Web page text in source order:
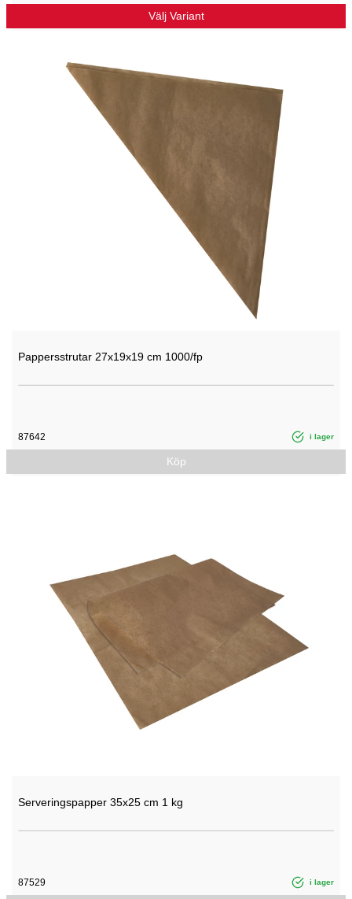
Välj Variant
Pappersstrutar 27x19x19 cm 1000/fp
87642 i lager
Köp
Serveringspapper 35x25 cm 1 kg
87529 i lager